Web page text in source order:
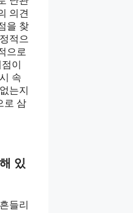
의견
을 찾
적으
으로
이
속
는지
로 삼
있
들리